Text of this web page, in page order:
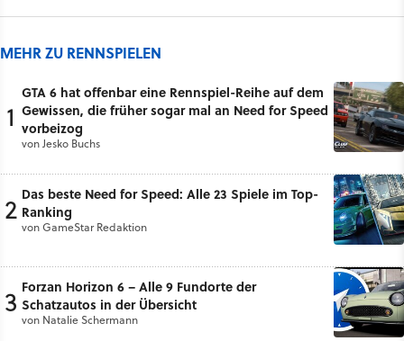
MEHR ZU RENNSPIELEN
1
GTA 6 hat offenbar eine Rennspiel-Reihe auf dem
Gewissen, die früher sogar mal an Need for Speed
vorbeizog
vonJesko Buchs
2 Das beste Need for Speed: Alle 23 Spiele im Top-
Ranking
vonGameStar Redaktion
3 Forzan Horizon 6 – Alle 9 Fundorte der
Schatzautos in der Übersicht
von Natalie Schermann